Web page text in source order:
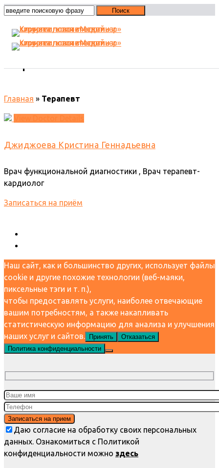
Главная » Терапевт
Джиджоева Кристина Геннадьевна
Врач функциональной диагностики , Врач терапевт-
кардиолог
Записаться на приём
Наш сайт, как и большинство других, использует файлы
cookie и другие похожие технологии (веб-маяки,
пиксельные тэги и т. п.),
чтобы предоставлять услуги, наиболее отвечающие
вашим потребностям, а также накапливать
статистическую информацию для анализа и улучшения
наших услуг и сайтов. Принять
Отказаться
Политика конфиденциальности
Даю согласие на обработку своих персональных
данных. Ознакомиться с Политикой
конфиденциальности можно здесь